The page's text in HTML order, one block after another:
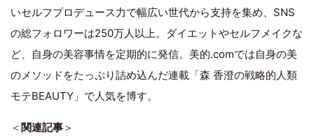
いセルフプロデュース力で幅広い世代から支持を集め、SNS
の総フォロワーは250万人以上。ダイエットやセルフメイクな
ど、自身の美容事情を定期的に発信。美的.comでは自身の美
のメソッドをたっぷり詰め込んだ連載「森 香澄の戦略的人類
モテBEAUTY」で人気を博す。
＜関連記事＞